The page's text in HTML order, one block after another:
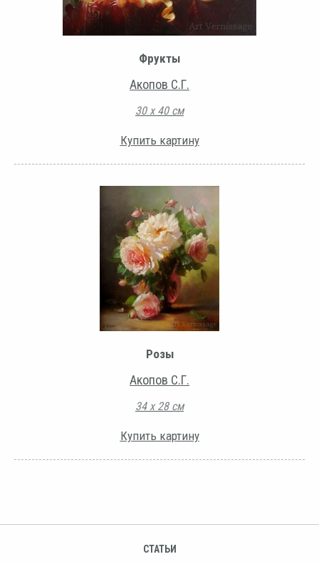
Фрукты
Акопов С.Г.
30 х 40 см
Купить картину
Розы
Акопов С.Г.
34 х 28 см
Купить картину
СТАТЬИ